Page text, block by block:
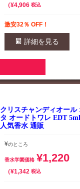
¥4,906 税込
激安32％ OFF！
詳細を見る
クリスチャンディオー
タ オードトワレ EDT
人気香水 通販
¥のところ
香水学園価格 ¥1,220
¥1,342 税込